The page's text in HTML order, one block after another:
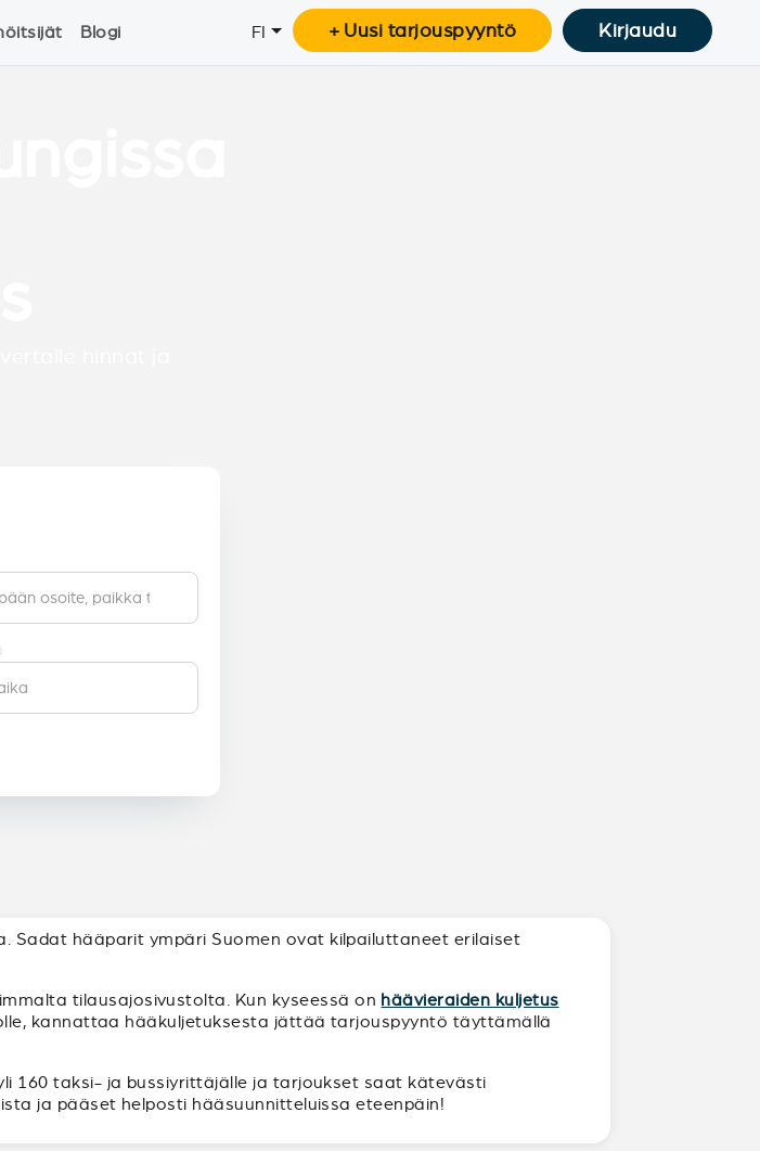
Blogi FI + Uusi tarjouspyyntö Kirjaudu
Sadat hääparit ympäri Suomen ovat kilpailuttaneet erilaiset
tilausajosivustolta. Kun kyseessä on häävieraiden kuljetus
kannattaa hääkuljetuksesta jättää tarjouspyyntö täyttämällä
160 taksi- ja bussiyrittäjälle ja tarjoukset saat kätevästi
ja pääset helposti hääsuunnitteluissa eteenpäin!